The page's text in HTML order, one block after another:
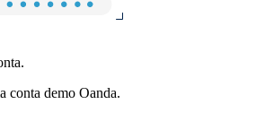
conta demo Oanda.